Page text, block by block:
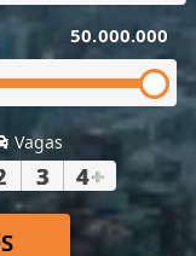
50.000.000
Vagas
3 4+